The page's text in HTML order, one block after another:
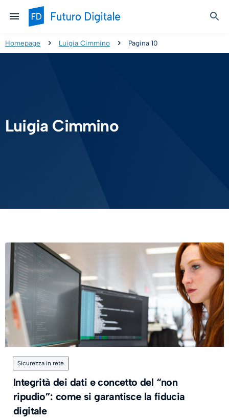
Homepage Luigia Cimmino Pagina 10
Luigia Cimmino
Sicurezza in rete
Integrità dei dati e concetto del “non
ripudio”: come si garantisce la fiducia
digitale